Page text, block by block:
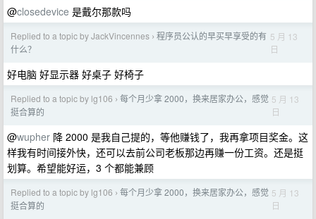
@closedevice 是戴尔那款吗
Replied to a topic by JackVincennes › 程序员公认的早买早享受的有
什么？
5 月 13
日
好电脑 好显示器 好桌子 好椅子
Replied to a topic by lg106 › 每个月少拿 2000，换来居家办公，感觉
挺合算的
5 月 13
日
@wupher 降 2000 是我自己提的，等他赚钱了，我再拿项目奖金。这
样我有时间接外快，还可以去前公司老板那边再赚一份工资。还是挺
划算。希望能好运，3 个都能兼顾
Replied to a topic by lg106 › 每个月少拿 2000，换来居家办公，感觉
挺合算的
5 月 13
日